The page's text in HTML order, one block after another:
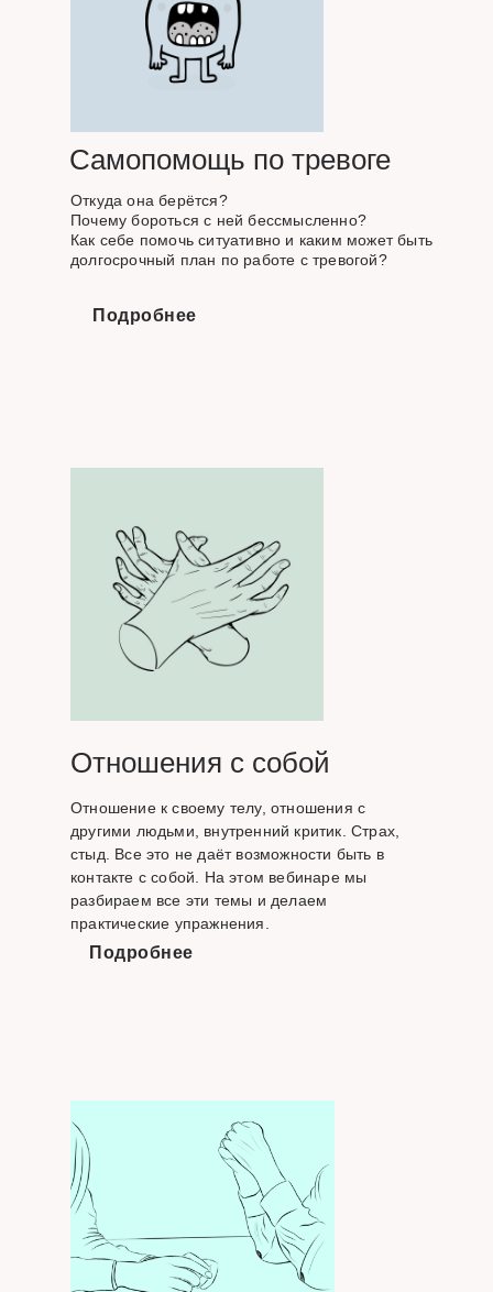
Самопомощь по тревоге
Откуда она берётся?
Почему бороться с ней бессмысленно?
Как себе помочь ситуативно и каким может быть
долгосрочный план по работе с тревогой?
Подробнее
Отношения с собой
Отношение к своему телу, отношения с
другими людьми, внутренний критик. Страх,
стыд. Все это не даёт возможности быть в
контакте с собой. На этом вебинаре мы
разбираем все эти темы и делаем
практические упражнения.
Подробнее